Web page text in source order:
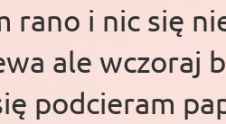
rano i nic się
ale wczoraj
podcieram